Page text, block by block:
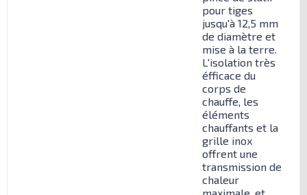
pour tiges
jusqu'à 12,5 mm
de diamètre et
mise à la terre.
L'isolation très
éfficace du
corps de
chauffe, les
éléments
chauffants et la
grille inox
offrent une
transmission de
chaleur